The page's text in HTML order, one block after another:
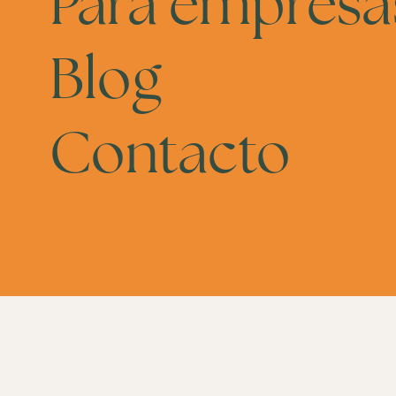
Blog
Contacto